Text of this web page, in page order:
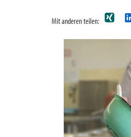
Mit anderen teilen: